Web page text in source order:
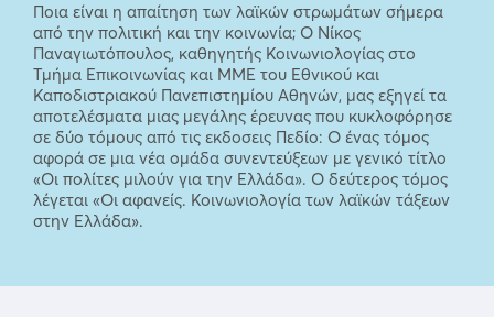
Ποια είναι η απαίτηση των λαϊκών στρωμάτων σήμερα
από την πολιτική και την κοινωνία; Ο Νίκος
Παναγιωτόπουλος, καθηγητής Κοινωνιολογίας στο
Τμήμα Επικοινωνίας και ΜΜΕ του Εθνικού και
Καποδιστριακού Πανεπιστημίου Αθηνών, μας εξηγεί τα
αποτελέσματα μιας μεγάλης έρευνας που κυκλοφόρησε
σε δύο τόμους από τις εκδοσεις Πεδίο: Ο ένας τόμος
αφορά σε μια νέα ομάδα συνεντεύξεων με γενικό τίτλο
«Οι πολίτες μιλούν για την Ελλάδα». Ο δεύτερος τόμος
λέγεται «Οι αφανείς. Κοινωνιολογία των λαϊκών τάξεων
στην Ελλάδα».